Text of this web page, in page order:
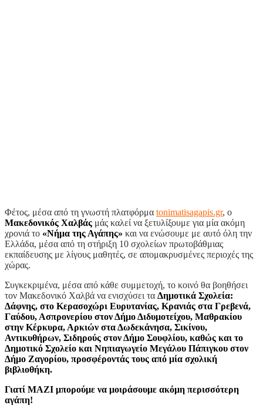
Φέτος, μέσα από τη γνωστή πλατφόρμα tonimatisagapis.gr, ο
Μακεδονικός Χαλβάς μάς καλεί να ξετυλίξουμε για μία ακόμη
χρονιά το «Νήμα της Αγάπης» και να ενώσουμε με αυτό όλη την
Ελλάδα, μέσα από τη στήριξη 10 σχολείων πρωτοβάθμιας
εκπαίδευσης με λίγους μαθητές, σε απομακρυσμένες περιοχές της
χώρας.
Συγκεκριμένα, μέσα από κάθε συμμετοχή, το κοινό θα βοηθήσει
τον Μακεδονικό Χαλβά να ενισχύσει τα Δημοτικά Σχολεία:
Δάφνης, στο Κερασοχώρι Ευρυτανίας, Κρανιάς στα Γρεβενά,
Γαύδου, Ασπρονερίου στον Δήμο Διδυμοτείχου, Μαθρακίου
στην Κέρκυρα, Αρκιών στα Δωδεκάνησα, Σικίνου,
Αντικυθήρων, Σιδηρούς στον Δήμο Σουφλίου, καθώς και το
Δημοτικό Σχολείο και Νηπιαγωγείο Μεγάλου Πάπιγκου στον
Δήμο Ζαγορίου, προσφέροντάς τους από μία σχολική
βιβλιοθήκη.
Γιατί ΜΑΖΙ μπορούμε να μοιράσουμε ακόμη περισσότερη
αγάπη!